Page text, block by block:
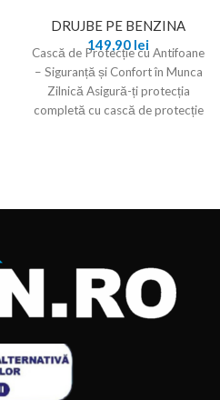
DRUJBE PE BENZINA
149,90 lei
Cască de Protecție cu Antifoane
– Siguranță și Confort în Munca
Zilnică Asigură-ți protecția
completă cu cască de protecție